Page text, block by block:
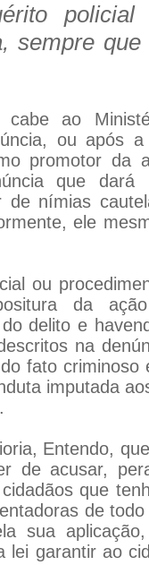
policial
sempre
cabe ao
ou após
promotor da
que
de nímias
ele
ou
da
delito e
na
fato criminoso
imputada
Entendo,
de acusar,
que
de
sua aplicação,
lei garantir ao